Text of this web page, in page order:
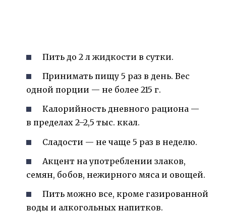
Пить до 2 л жидкости в сутки.
Принимать пищу 5 раз в день. Вес
одной порции — не более 215 г.
Калорийность дневного рациона —
в пределах 2–2,5 тыс. ккал.
Сладости — не чаще 5 раз в неделю.
Акцент на употреблении злаков,
семян, бобов, нежирного мяса и овощей.
Пить можно все, кроме газированной
воды и алкогольных напитков.